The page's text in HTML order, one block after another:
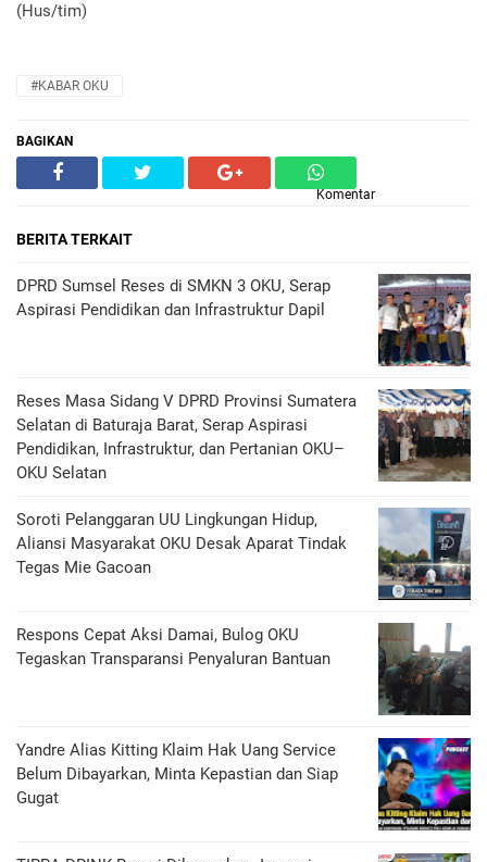
(Hus/tim)
#KABAR OKU
BAGIKAN
Komentar
BERITA TERKAIT
DPRD Sumsel Reses di SMKN 3 OKU, Serap
Aspirasi Pendidikan dan Infrastruktur Dapil
Reses Masa Sidang V DPRD Provinsi Sumatera
Selatan di Baturaja Barat, Serap Aspirasi
Pendidikan, Infrastruktur, dan Pertanian OKU–
OKU Selatan
Soroti Pelanggaran UU Lingkungan Hidup,
Aliansi Masyarakat OKU Desak Aparat Tindak
Tegas Mie Gacoan
Respons Cepat Aksi Damai, Bulog OKU
Tegaskan Transparansi Penyaluran Bantuan
Yandre Alias Kitting Klaim Hak Uang Service
Belum Dibayarkan, Minta Kepastian dan Siap
Gugat